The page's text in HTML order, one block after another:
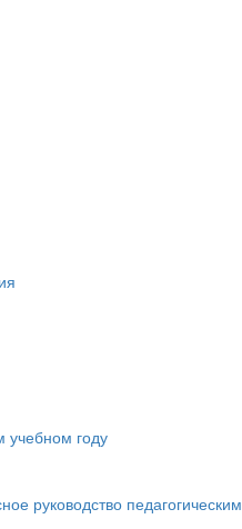
учебном году
руководство педагогическим